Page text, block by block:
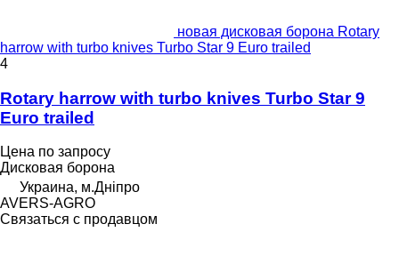
новая дисковая борона Rotary
harrow with turbo knives Turbo Star 9 Euro trailed
4
Rotary harrow with turbo knives Turbo Star 9
Euro trailed
Цена по запросу
Дисковая борона
Украина, м.Дніпро
AVERS-AGRO
Связаться с продавцом